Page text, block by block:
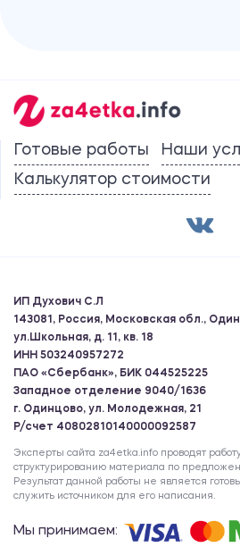
Готовые работы
Наши
Калькулятор стоимости
ИП Духович С.Л
143081, Россия, Московская обл.,
ул.Школьная, д. 11, кв. 18
ИНН 503240957272
ПАО «Сбербанк», БИК 044525225
Западное отделение 9040/1636
г. Одинцово, ул. Молодежная, 21
Р/счет 40802810140000092587
Эксперты сайта za4etka.info проводят
структурированию материала по
Результат данной работы не является
служить источником для его написания.
Мы принимаем: